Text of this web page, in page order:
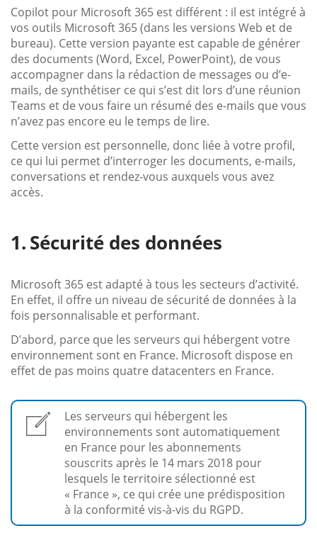
Copilot pour Microsoft 365 est différent : il est intégré à
vos outils Microsoft 365 (dans les versions Web et de
bureau). Cette version payante est capable de générer
des documents (Word, Excel, PowerPoint), de vous
accompagner dans la rédaction de messages ou d’e-
mails, de synthétiser ce qui s’est dit lors d’une réunion
Teams et de vous faire un résumé des e-mails que vous
n’avez pas encore eu le temps de lire.
Cette version est personnelle, donc liée à votre profil,
ce qui lui permet d’interroger les documents, e-mails,
conversations et rendez-vous auxquels vous avez
accès.
Sécurité des données
Microsoft 365 est adapté à tous les secteurs d’activité.
En effet, il offre un niveau de sécurité de données à la
fois personnalisable et performant.
D’abord, parce que les serveurs qui hébergent votre
environnement sont en France. Microsoft dispose en
effet de pas moins quatre datacenters en France.
Les serveurs qui hébergent les
environnements sont automatiquement
en France pour les abonnements
souscrits après le 14 mars 2018 pour
lesquels le territoire sélectionné est
« France », ce qui crée une prédisposition
à la conformité vis-à-vis du RGPD.